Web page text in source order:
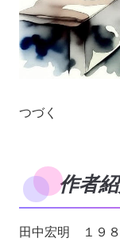
つづく
作者
田中宏明 １９